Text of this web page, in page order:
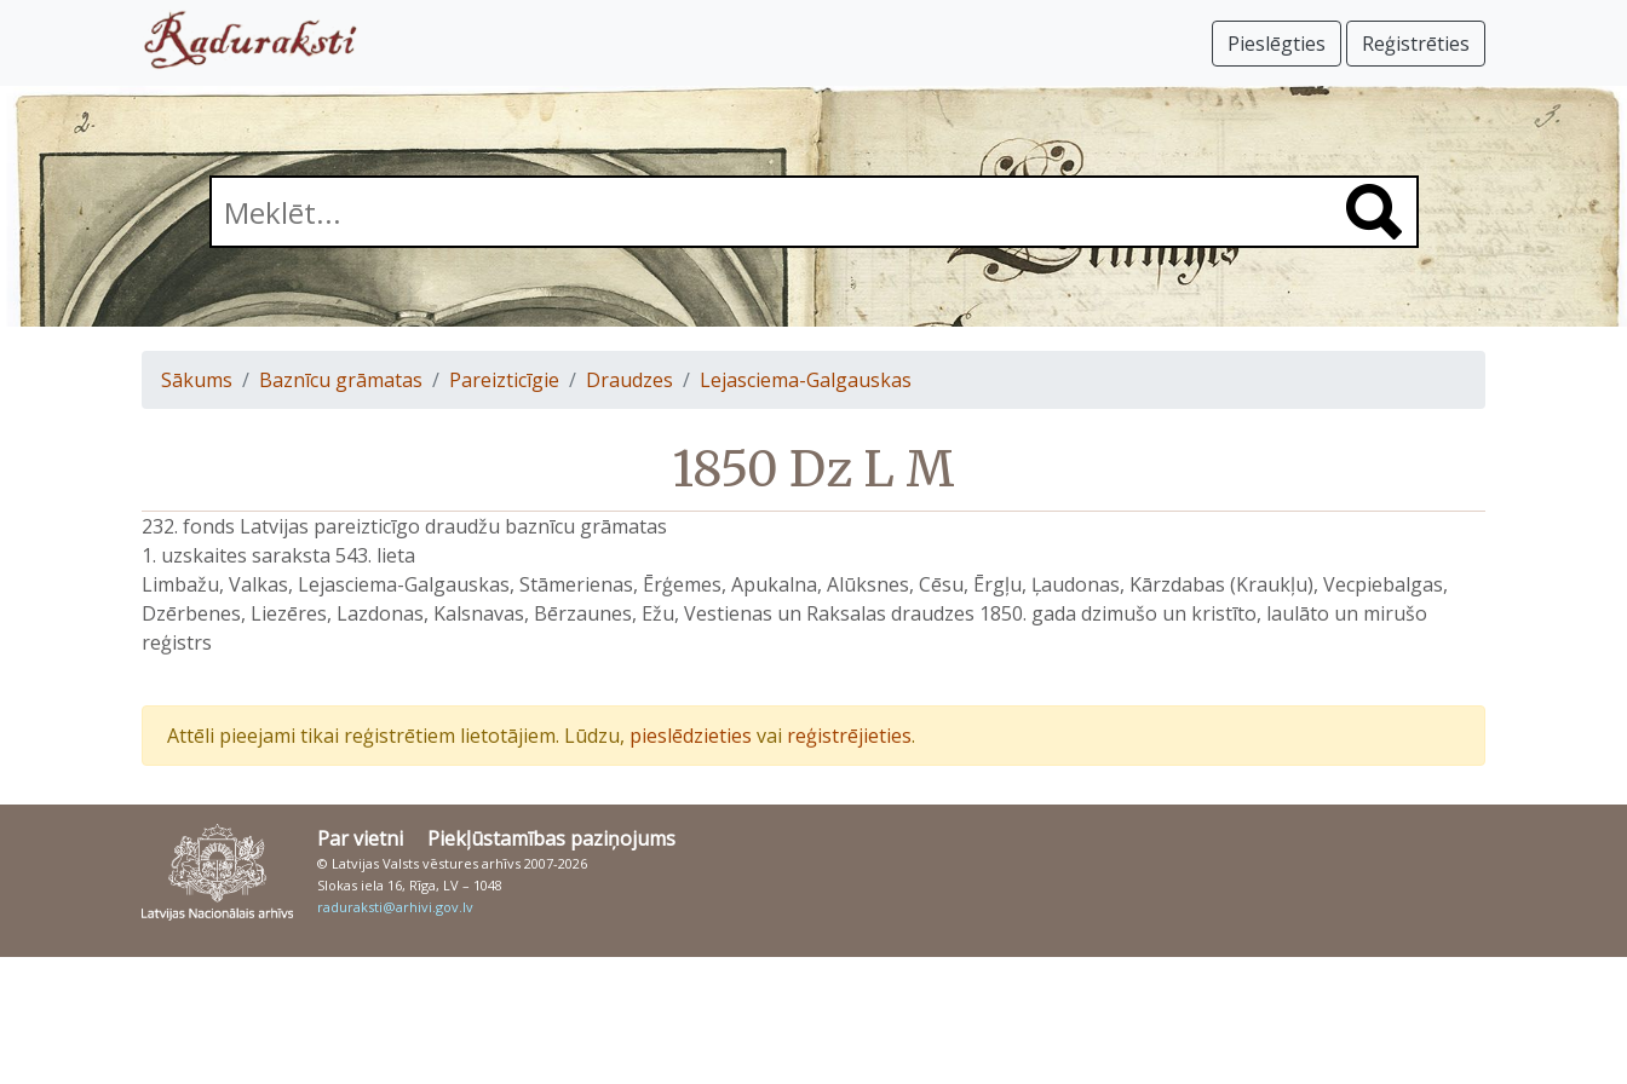
Pieslēgties Reģistrēties
Sākums Baznīcu grāmatas Pareizticīgie Draudzes Lejasciema-Galgauskas
1850 Dz L M
232. fonds Latvijas pareizticīgo draudžu baznīcu grāmatas
1. uzskaites saraksta 543. lieta
Limbažu, Valkas, Lejasciema-Galgauskas, Stāmerienas, Ērģemes, Apukalna, Alūksnes, Cēsu, Ērgļu, Ļaudonas, Kārzdabas (Kraukļu), Vecpiebalgas,
Dzērbenes, Liezēres, Lazdonas, Kalsnavas, Bērzaunes, Ežu, Vestienas un Raksalas draudzes 1850. gada dzimušo un kristīto, laulāto un mirušo
reģistrs
Attēli pieejami tikai reģistrētiem lietotājiem. Lūdzu, pieslēdzieties vai reģistrējieties.
Par vietni Piekļūstamības paziņojums
© Latvijas Valsts vēstures arhīvs 2007-2026
Slokas iela 16, Rīga, LV – 1048
raduraksti@arhivi.gov.lv